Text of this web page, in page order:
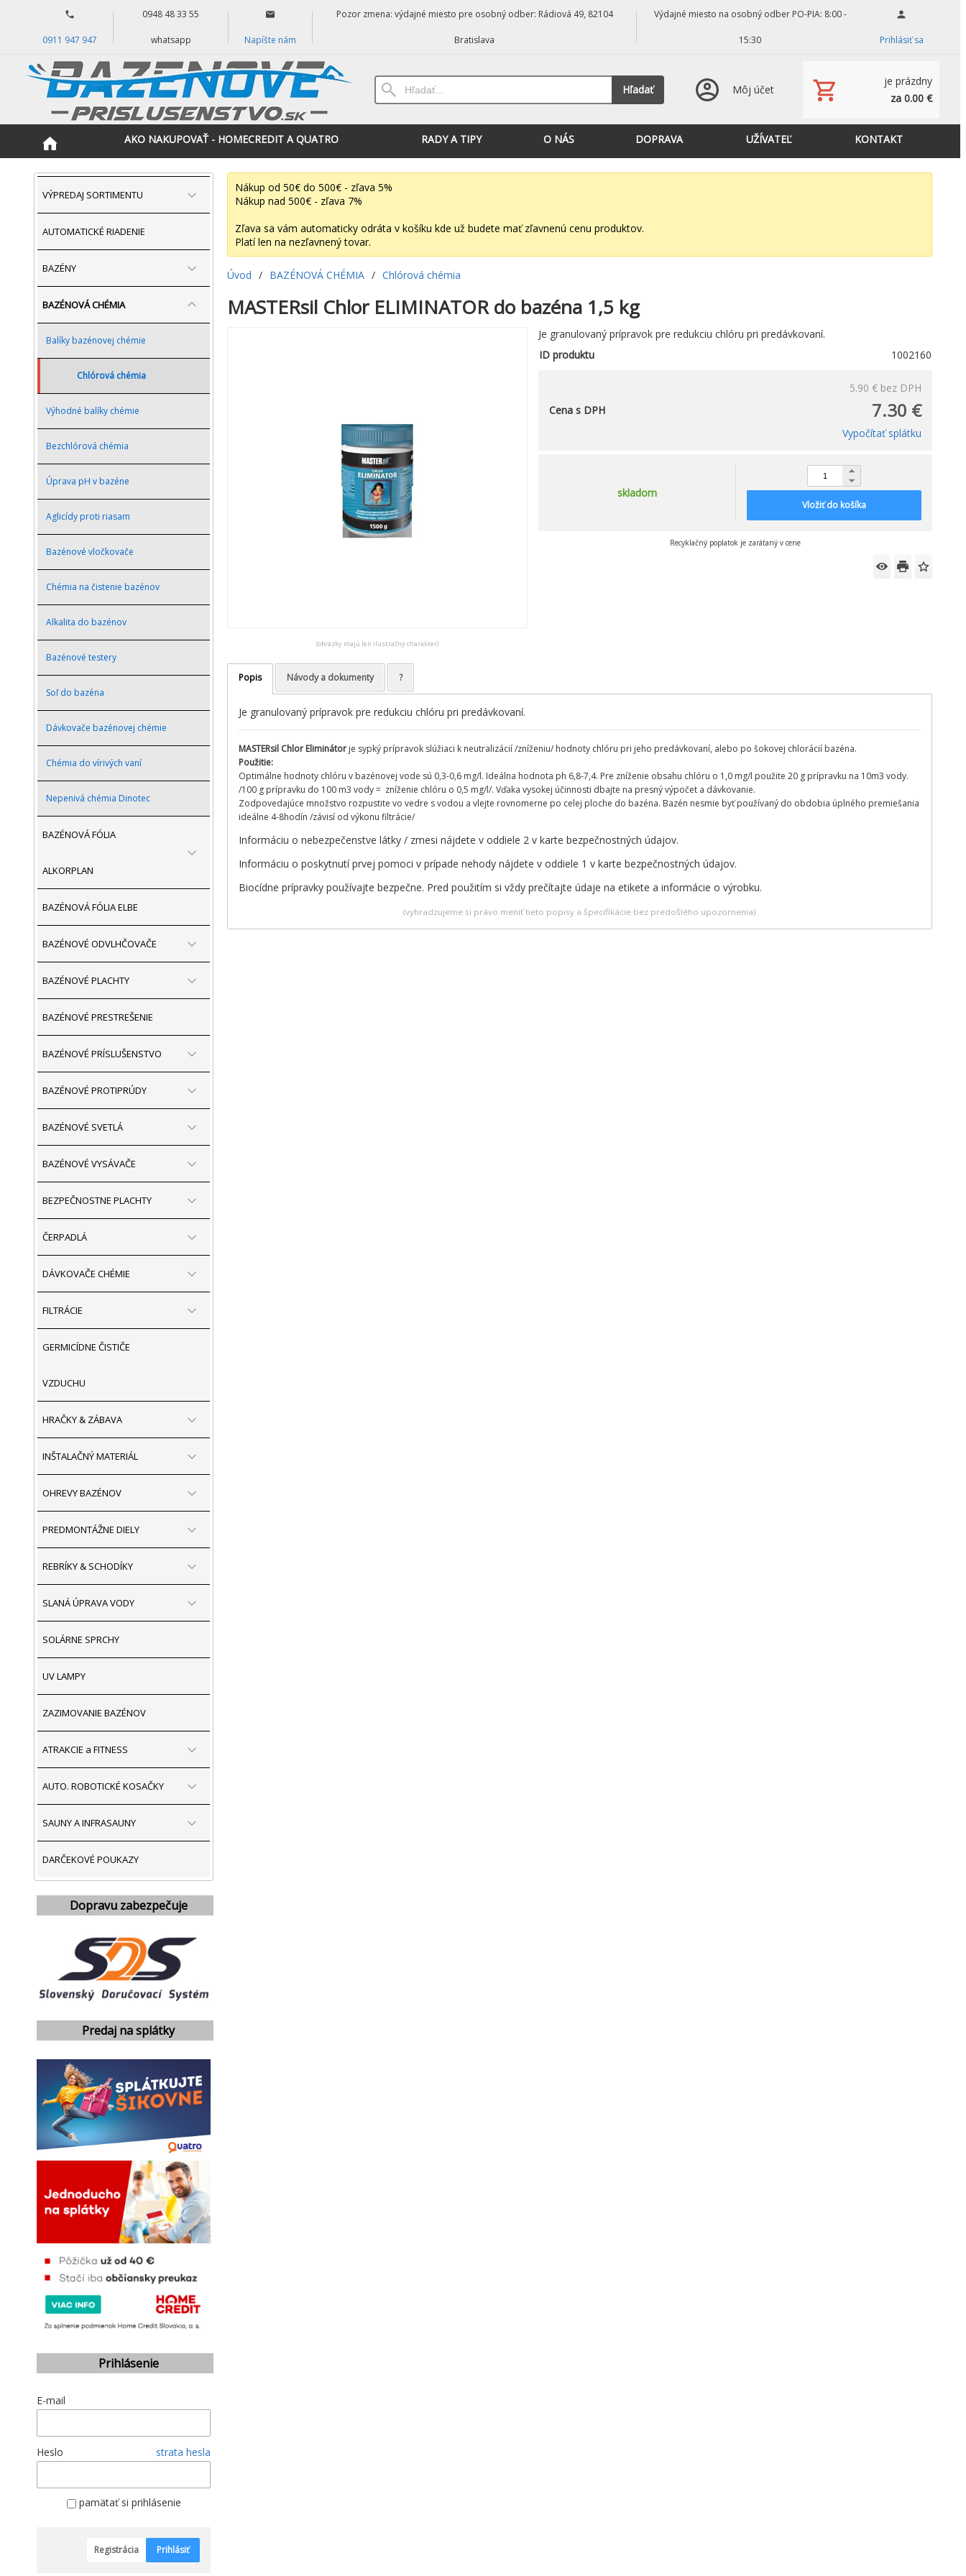
0911 947 947
0948 48 33 55
whatsapp Napíšte nám
Pozor zmena: výdajné miesto pre osobný odber: Rádiová 49, 82104
Bratislava
Výdajné miesto na osobný odber PO-PIA: 8:00 -
15:30 Prihlásiť sa
Hľadať Môj účet
je prázdny
za 0.00 €
AKO NAKUPOVAŤ - HOMECREDIT A QUATRO RADY A TIPY O NÁS DOPRAVA UŽÍVATEĽ KONTAKT
VÝPREDAJ SORTIMENTU
AUTOMATICKÉ RIADENIE
BAZÉNY
BAZÉNOVÁ CHÉMIA
Balíky bazénovej chémie
Chlórová chémia
Výhodné balíky chémie
Bezchlórová chémia
Úprava pH v bazéne
Aglicídy proti riasam
Bazénové vločkovače
Chémia na čistenie bazénov
Alkalita do bazénov
Bazénové testery
Soľ do bazéna
Dávkovače bazénovej chémie
Chémia do vírivých vaní
Nepenivá chémia Dinotec
BAZÉNOVÁ FÓLIA
ALKORPLAN
BAZÉNOVÁ FÓLIA ELBE
BAZÉNOVÉ ODVLHČOVAČE
BAZÉNOVÉ PLACHTY
BAZÉNOVÉ PRESTREŠENIE
BAZÉNOVÉ PRÍSLUŠENSTVO
BAZÉNOVÉ PROTIPRÚDY
BAZÉNOVÉ SVETLÁ
BAZÉNOVÉ VYSÁVAČE
BEZPEČNOSTNE PLACHTY
ČERPADLÁ
DÁVKOVAČE CHÉMIE
FILTRÁCIE
GERMICÍDNE ČISTIČE
VZDUCHU
HRAČKY & ZÁBAVA
INŠTALAČNÝ MATERIÁL
OHREVY BAZÉNOV
PREDMONTÁŽNE DIELY
REBRÍKY & SCHODÍKY
SLANÁ ÚPRAVA VODY
SOLÁRNE SPRCHY
UV LAMPY
ZAZIMOVANIE BAZÉNOV
ATRAKCIE a FITNESS
AUTO. ROBOTICKÉ KOSAČKY
SAUNY A INFRASAUNY
DARČEKOVÉ POUKAZY
Dopravu zabezpečuje
Predaj na splátky
Prihlásenie
E-mail
Heslo strata hesla
pamätať si prihlásenie
Registrácia Prihlásiť
Nákup od 50€ do 500€ - zľava 5%
Nákup nad 500€ - zľava 7%
Zľava sa vám automaticky odráta v košíku kde už budete mať zľavnenú cenu produktov.
Platí len na nezľavnený tovar.
Úvod / BAZÉNOVÁ CHÉMIA / Chlórová chémia
MASTERsil Chlor ELIMINATOR do bazéna 1,5 kg
(obrázky majú len ilustračný charakter)
Je granulovaný prípravok pre redukciu chlóru pri predávkovaní.
ID produktu
1002160
5.90 € bez DPH
7.30 €
Cena s DPH
Vypočítať splátku
skladom
Vložiť do košíka
Recyklačný poplatok je zarátaný v cene
Popis Návody a dokumenty ?
Je granulovaný prípravok pre redukciu chlóru pri predávkovaní.
MASTERsil Chlor Eliminátorje sypký prípravok slúžiaci k neutralizácií /zníženiu/ hodnoty chlóru pri jeho predávkovaní, alebo po šokovej chlorácií bazéna.
Použitie:
Optimálne hodnoty chlóru v bazénovej vode sú 0,3-0,6 mg/l. Ideálna hodnota ph 6,8-7,4. Pre zníženie obsahu chlóru o 1,0 mg/l použite 20 g prípravku na 10m3 vody.
/100 g prípravku do 100 m3 vody = zníženie chlóru o 0,5 mg/l/. Vďaka vysokej účinnosti dbajte na presný výpočet a dávkovanie.
Zodpovedajúce množstvo rozpustite vo vedre s vodou a vlejte rovnomerne po celej ploche do bazéna. Bazén nesmie byť používaný do obdobia úplného premiešania
ideálne 4-8hodín /závisí od výkonu filtrácie/
Informáciu o nebezpečenstve látky / zmesi nájdete v oddiele 2 v karte bezpečnostných údajov.
Informáciu o poskytnutí prvej pomoci v prípade nehody nájdete v oddiele 1 v karte bezpečnostných údajov.
Biocídne prípravky používajte bezpečne. Pred použitím si vždy prečítajte údaje na etikete a informácie o výrobku.
(vyhradzujeme si právo meniť tieto popisy a špecifikácie bez predošlého upozornenia)